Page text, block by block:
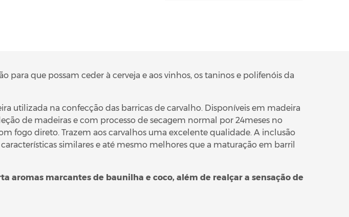
para que possam ceder à cerveja e aos vinhos, os taninos e polifenóis da
utilizada na confecção das barricas de carvalho. Disponíveis em madeira
de madeiras e com processo de secagem normal por 24meses no
fogo direto. Trazem aos carvalhos uma excelente qualidade. A inclusão
similares e até mesmo melhores que a maturação em barril
aromas marcantes de baunilha e coco, além de realçar a sensação de